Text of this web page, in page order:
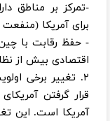
-تمرکز بر مناطق
برای آمریکا
- حفظ رقابت با
اقتصادی بیش از
۲. تغییر برخی
قرار گرفتن
آمریکا است. این